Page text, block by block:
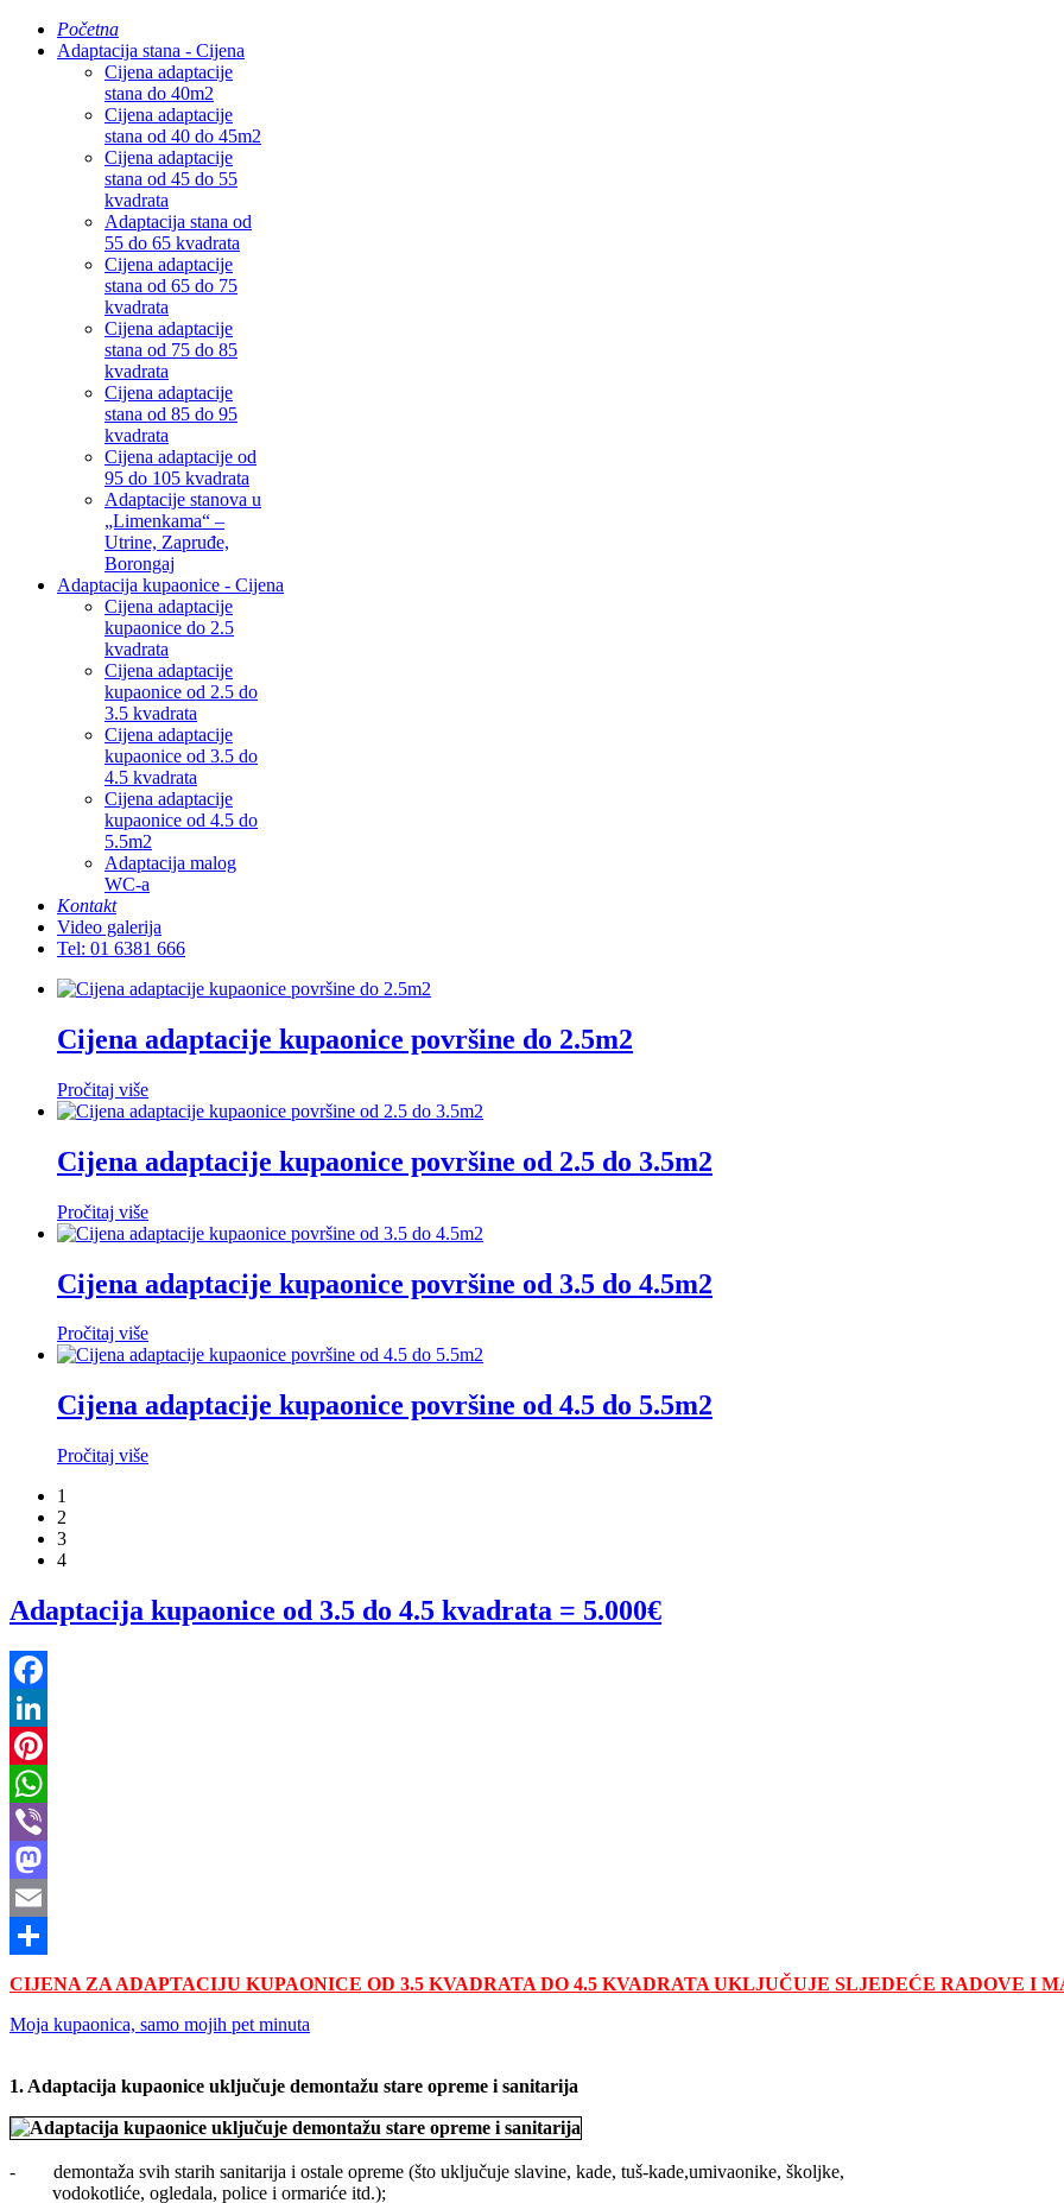
Početna
Adaptacija stana - Cijena
Cijena adaptacije
stana do 40m2
Cijena adaptacije
stana od 40 do 45m2
Cijena adaptacije
stana od 45 do 55
kvadrata
Adaptacija stana od
55 do 65 kvadrata
Cijena adaptacije
stana od 65 do 75
kvadrata
Cijena adaptacije
stana od 75 do 85
kvadrata
Cijena adaptacije
stana od 85 do 95
kvadrata
Cijena adaptacije od
95 do 105 kvadrata
Adaptacije stanova u
„Limenkama“ –
Utrine, Zapruđe,
Borongaj
Adaptacija kupaonice - Cijena
Cijena adaptacije
kupaonice do 2.5
kvadrata
Cijena adaptacije
kupaonice od 2.5 do
3.5 kvadrata
Cijena adaptacije
kupaonice od 3.5 do
4.5 kvadrata
Cijena adaptacije
kupaonice od 4.5 do
5.5m2
Adaptacija malog
WC-a
Kontakt
Video galerija
Tel: 01 6381 666
Cijena adaptacije kupaonice površine do 2.5m2
Pročitaj više
Cijena adaptacije kupaonice površine od 2.5 do 3.5m2
Pročitaj više
Cijena adaptacije kupaonice površine od 3.5 do 4.5m2
Pročitaj više
Cijena adaptacije kupaonice površine od 4.5 do 5.5m2
Pročitaj više
1
2
3
4
Adaptacija kupaonice od 3.5 do 4.5 kvadrata = 5.000€
Facebook
LinkedIn
Pinterest
WhatsApp
Viber
Mastodon
Email
Share
CIJENA ZA ADAPTACIJU KUPAONICE OD 3.5 KVADRATA DO 4.5 KVADRATA UKLJUČUJE SLJEDEĆE RADOVE I
Moja kupaonica, samo mojih pet minuta
1. Adaptacija kupaonice uključuje demontažu stare opreme i sanitarija
- demontaža svih starih sanitarija i ostale opreme (što uključuje slavine, kade, tuš-kade,umivaonike, školjke,
vodokotliće, ogledala, police i ormariće itd.);